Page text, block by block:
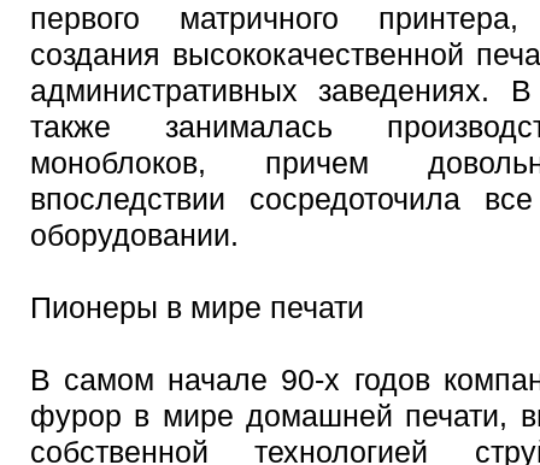
первого матричного
создания высококачественной
административных заведениях.
также занималась
моноблоков, причем
впоследствии сосредоточила
оборудовании.
Пионеры в мире печати
В самом начале 90-х годов
фурор в мире домашней печати,
собственной технологией